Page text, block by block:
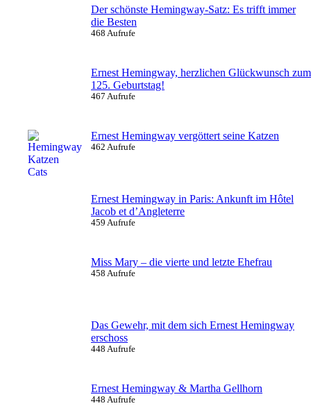
Der schönste Hemingway-Satz: Es trifft immer
die Besten
468 Aufrufe
Ernest Hemingway, herzlichen Glückwunsch zum
125. Geburtstag!
467 Aufrufe
Ernest Hemingway vergöttert seine Katzen
462 Aufrufe
Ernest Hemingway in Paris: Ankunft im Hôtel
Jacob et d’Angleterre
459 Aufrufe
Miss Mary – die vierte und letzte Ehefrau
458 Aufrufe
Das Gewehr, mit dem sich Ernest Hemingway
erschoss
448 Aufrufe
Ernest Hemingway & Martha Gellhorn
448 Aufrufe